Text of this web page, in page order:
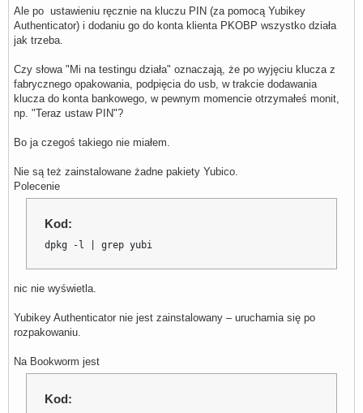
Ale po ustawieniu ręcznie na kluczu PIN (za pomocą Yubikey
Authenticator) i dodaniu go do konta klienta PKOBP wszystko działa
jak trzeba.
Czy słowa "Mi na testingu działa" oznaczają, że po wyjęciu klucza z
fabrycznego opakowania, podpięcia do usb, w trakcie dodawania
klucza do konta bankowego, w pewnym momencie otrzymałeś monit,
np. "Teraz ustaw PIN"?
Bo ja czegoś takiego nie miałem.
Nie są też zainstalowane żadne pakiety Yubico.
Polecenie
Kod:
dpkg -l | grep yubi
nic nie wyświetla.
Yubikey Authenticator nie jest zainstalowany – uruchamia się po
rozpakowaniu.
Na Bookworm jest
Kod: